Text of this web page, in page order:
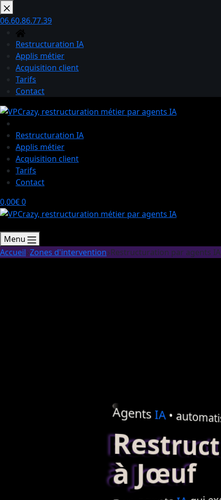
Passer
au
contenu
06.60.86.77.39
Restructuration IA
Applis métier
Acquisition client
Tarifs
Contact
Restructuration IA
Applis métier
Acquisition client
Tarifs
Contact
Panier
d’achat
0,00€0
Menu
Accueil Zones d'intervention Restructuration par agents
AgentsIA•
à Jœuf